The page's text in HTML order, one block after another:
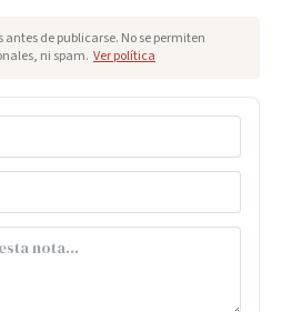
de publicarse. No se permiten
ni spam. Ver política